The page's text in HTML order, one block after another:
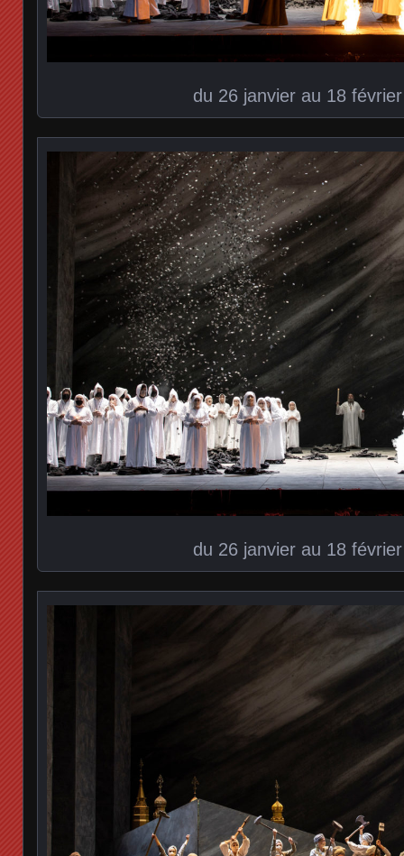
du 26 janvier au 18
du 26 janvier au 18